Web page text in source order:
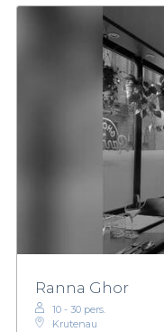
Ranna Ghor
10 - 30 pers.
Krutenau